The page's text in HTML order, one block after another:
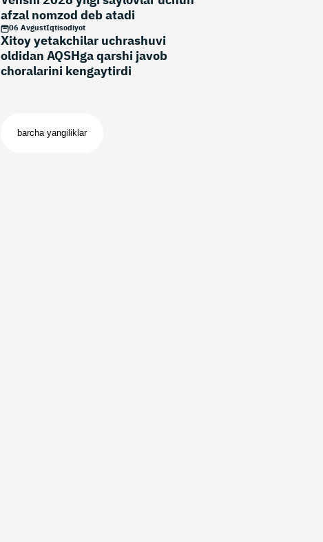
afzal nomzod deb atadi
06 AvgustIqtisodiyot
Xitoy yetakchilar uchrashuvi
oldidan AQSHga qarshi javob
choralarini kengaytirdi
barcha yangiliklar